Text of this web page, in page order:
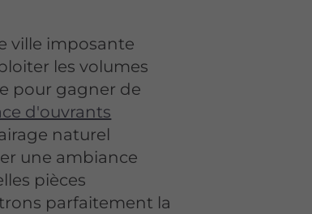
ville imposante
les volumes
pour gagner de
d'ouvrants
naturel
une ambiance
pièces
parfaitement la